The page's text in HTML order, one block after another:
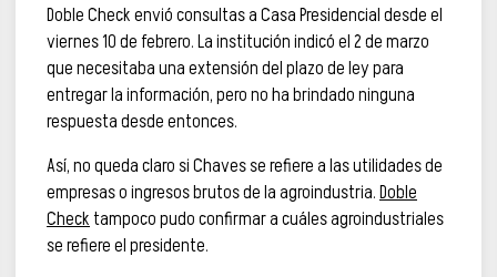
Doble Check envió consultas a Casa Presidencial desde el
viernes 10 de febrero. La institución indicó el 2 de marzo
que necesitaba una extensión del plazo de ley para
entregar la información, pero no ha brindado ninguna
respuesta desde entonces.
Así, no queda claro si Chaves se refiere a las utilidades de
empresas o ingresos brutos de la agroindustria.Doble
Checktampoco pudo confirmar a cuáles agroindustriales
se refiere el presidente.